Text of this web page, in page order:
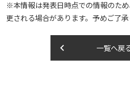
※本情報は発表日時点での情報のた
更される場合があります。予めご了承
一覧へ戻
keyboard_arrow_left